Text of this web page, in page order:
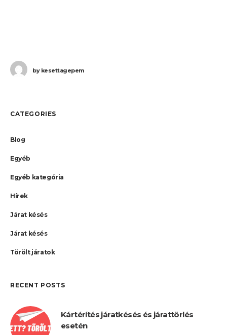
bykesettagepem
CATEGORIES
Blog
Egyéb
Egyéb kategória
Hírek
Járat késés
Járat késés
Törölt járatok
RECENT POSTS
Kártérítés járatkésés és járattörlés
esetén